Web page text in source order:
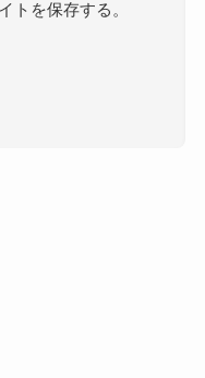
トを保存する。